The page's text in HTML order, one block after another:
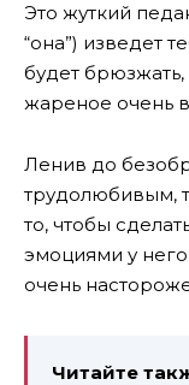
Это жуткий
“она”) изведет
будет брюзжать,
жареное очень
Ленив до
трудолюбивым,
то, чтобы
эмоциями у
очень
Читайте